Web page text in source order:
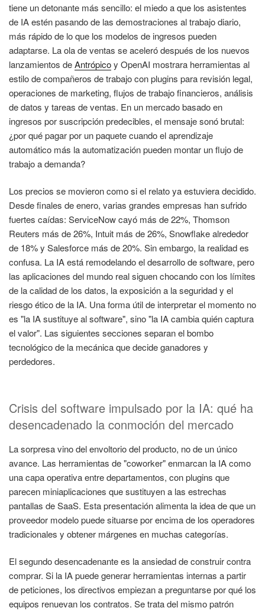
tiene un detonante más sencillo: el miedo a que los asistentes
de IA estén pasando de las demostraciones al trabajo diario,
más rápido de lo que los modelos de ingresos pueden
adaptarse. La ola de ventas se aceleró después de los nuevos
lanzamientos deAntrópicoy OpenAI mostrara herramientas al
estilo de compañeros de trabajo con plugins para revisión legal,
operaciones de marketing, flujos de trabajo financieros, análisis
de datos y tareas de ventas. En un mercado basado en
ingresos por suscripción predecibles, el mensaje sonó brutal:
¿por qué pagar por un paquete cuando el aprendizaje
automático más la automatización pueden montar un flujo de
trabajo a demanda?
Los precios se movieron como si el relato ya estuviera decidido.
Desde finales de enero, varias grandes empresas han sufrido
fuertes caídas: ServiceNow cayó más de 22%, Thomson
Reuters más de 26%, Intuit más de 26%, Snowflake alrededor
de 18% y Salesforce más de 20%. Sin embargo, la realidad es
confusa. La IA está remodelando el desarrollo de software, pero
las aplicaciones del mundo real siguen chocando con los límites
de la calidad de los datos, la exposición a la seguridad y el
riesgo ético de la IA. Una forma útil de interpretar el momento no
es "la IA sustituye al software", sino "la IA cambia quién captura
el valor". Las siguientes secciones separan el bombo
tecnológico de la mecánica que decide ganadores y
perdedores.
Crisis del software impulsado por la IA: qué ha
desencadenado la conmoción del mercado
La sorpresa vino del envoltorio del producto, no de un único
avance. Las herramientas de "coworker" enmarcan la IA como
una capa operativa entre departamentos, con plugins que
parecen miniaplicaciones que sustituyen a las estrechas
pantallas de SaaS. Esta presentación alimenta la idea de que un
proveedor modelo puede situarse por encima de los operadores
tradicionales y obtener márgenes en muchas categorías.
El segundo desencadenante es la ansiedad de construir contra
comprar. Si la IA puede generar herramientas internas a partir
de peticiones, los directivos empiezan a preguntarse por qué los
equipos renuevan los contratos. Se trata del mismo patrón